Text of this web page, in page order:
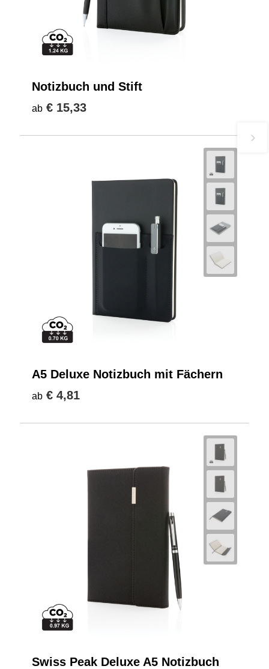
Notizbuch und Stift
ab € 15,33
A5 Deluxe Notizbuch mit Fächern
ab € 4,81
Swiss Peak Deluxe A5 Notizbuch